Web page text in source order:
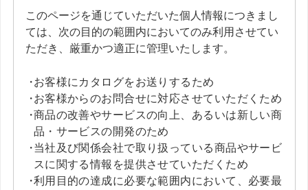
このページを通じていただいた個人情報につきまし
ては、次の目的の範囲内においてのみ利用させてい
ただき、厳重かつ適正に管理いたします。
お客様にカタログをお送りするため
お客様からのお問合せに対応させていただくため
商品の改善やサービスの向上、あるいは新しい商
品・サービスの開発のため
当社及び関係会社で取り扱っている商品やサービ
スに関する情報を提供させていただくため
利用目的の達成に必要な範囲内において、必要最